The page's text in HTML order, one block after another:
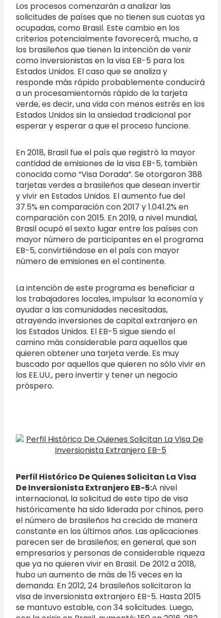
Los procesos comenzarán a analizar las
solicitudes de países que no tienen sus cuotas ya
ocupadas, como Brasil. Este cambio en los
criterios potencialmente favorecerá, mucho, a
los brasileños que tienen la intención de venir
como inversionistas en la visa EB-5 para los
Estados Unidos. El caso que se analiza y
responde más rápido probablemente conducirá
a un procesamientomás rápido de la tarjeta
verde, es decir, una vida con menos estrés en los
Estados Unidos sin la ansiedad tradicional por
esperar y esperar a que el proceso funcione.
En 2018, Brasil fue el país que registró la mayor
cantidad de emisiones de la visa EB-5, también
conocida como “Visa Dorada”. Se otorgaron 388
tarjetas verdes a brasileños que desean invertir
y vivir en Estados Unidos. El aumento fue del
37.5% en comparación con 2017 y 1.041.2% en
comparación con 2015. En 2019, a nivel mundial,
Brasil ocupó el sexto lugar entre los países con
mayor número de participantes en el programa
EB-5, convirtiéndose en el país con mayor
número de emisiones en el continente.
La intención de este programa es beneficiar a
los trabajadores locales, impulsar la economía y
ayudar a las comunidades necesitadas,
atrayendo inversiones de capital extranjero en
los Estados Unidos. El EB-5 sigue siendo el
camino más considerable para aquellos que
quieren obtener una tarjeta verde. Es muy
buscado por aquellos que quieren no sólo vivir en
los EE.UU., pero invertir y tener un negocio
próspero.
Perfil Histórico De Quienes Solicitan La Visa
De Inversionista Extranjero EB-5:A nivel
internacional, la solicitud de este tipo de visa
históricamente ha sido liderada por chinos, pero
el número de brasileños ha crecido de manera
constante en los últimos años. Las aplicaciones
parecen ser de brasileños; en general, que son
empresarios y personas de considerable riqueza
que ya no quieren vivir en Brasil. De 2012 a 2018,
hubo un aumento de más de 15 veces en la
demanda. En 2012, 24 brasileños solicitaron la
visa de inversionista extranjero EB-5. Hasta 2015
se mantuvo estable, con 34 solicitudes. Luego,